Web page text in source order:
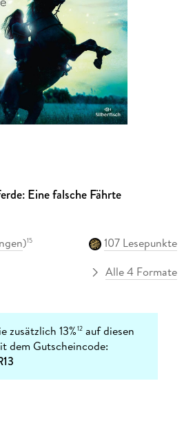
Eine falsche Fährte
)15
107 Lesepunkte
Alle 4 Formate
zusätzlich 13%12 auf diesen
dem Gutscheincode: